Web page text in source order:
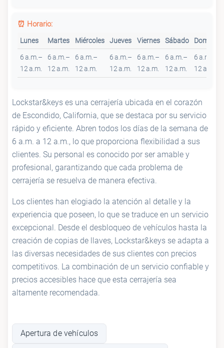
⏰ Horario:
Lunes Martes Miércoles Jueves Viernes Sábado Domingo
6 a.m.–
12 a.m.
6 a.m.–
12 a.m.
6 a.m.–
12 a.m.
6 a.m.–
12 a.m.
6 a.m.–
12 a.m.
6 a.m.–
12 a.m.
6 a.m.–
12 a.m.
Lockstar&keys es una cerrajería ubicada en el corazón
de Escondido, California, que se destaca por su servicio
rápido y eficiente. Abren todos los días de la semana de
6 a.m. a 12 a.m., lo que proporciona flexibilidad a sus
clientes. Su personal es conocido por ser amable y
profesional, garantizando que cada problema de
cerrajería se resuelva de manera efectiva.
Los clientes han elogiado la atención al detalle y la
experiencia que poseen, lo que se traduce en un servicio
excepcional. Desde el desbloqueo de vehículos hasta la
creación de copias de llaves, Lockstar&keys se adapta a
las diversas necesidades de sus clientes con precios
competitivos. La combinación de un servicio confiable y
precios accesibles hace que esta cerrajería sea
altamente recomendada.
Apertura de vehículos